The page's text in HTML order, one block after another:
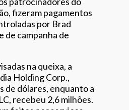
fizeram pagamentos
por Brad
de campanha de
na queixa, a
Holding Corp.,
de dólares, enquanto a
recebeu 2,6 milhões.